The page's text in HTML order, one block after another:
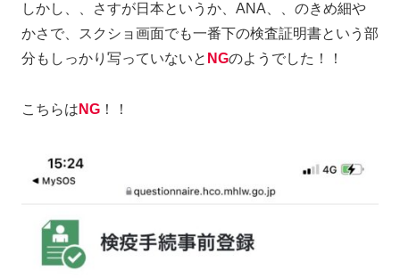
しかし、、さすが日本というか、ANA、、のきめ細や
かさで、スクショ画面でも一番下の検査証明書という部
分もしっかり写っていないと NGのようでした！！
こちらは NG ！！